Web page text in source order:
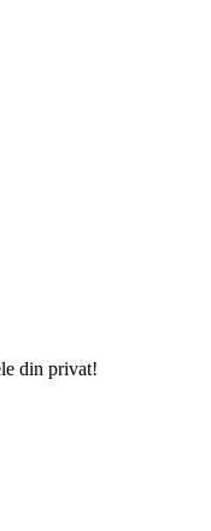
din privat!